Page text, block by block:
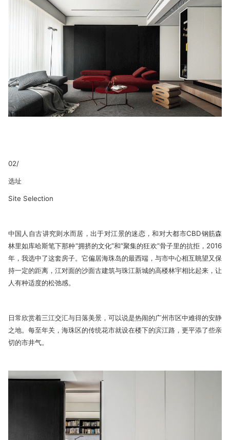
02/
选址
Site Selection
中国人自古讲究则水而居，出于对江景的迷恋，和对大都市CBD钢筋森
林里如库哈斯笔下那种“拥挤的文化”和“聚集的狂欢”骨子里的抗拒，2016
年，我选中了这套房子。它偏居海珠岛的最西端，与市中心相互眺望又保
持一定的距离，江对面的沙面古建筑与珠江新城的高楼林宇相比起来，让
人有种适度的松弛感。
日常欣赏着三江交汇与日落美景，可以说是热闹的广州市区中难得的安静
之地。每至年关，海珠区的传统花市就设在楼下的滨江路，更平添了些亲
切的市井气。